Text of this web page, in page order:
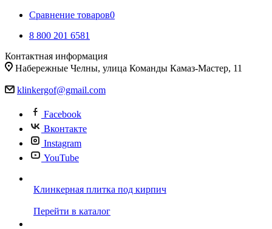
Сравнение товаров0
8 800 201 6581
Контактная информация
Набережные Челны, улица Команды Камаз-Мастер, 11
klinkergof@gmail.com
Facebook
Вконтакте
Instagram
YouTube
Клинкерная плитка под кирпич
Перейти в каталог